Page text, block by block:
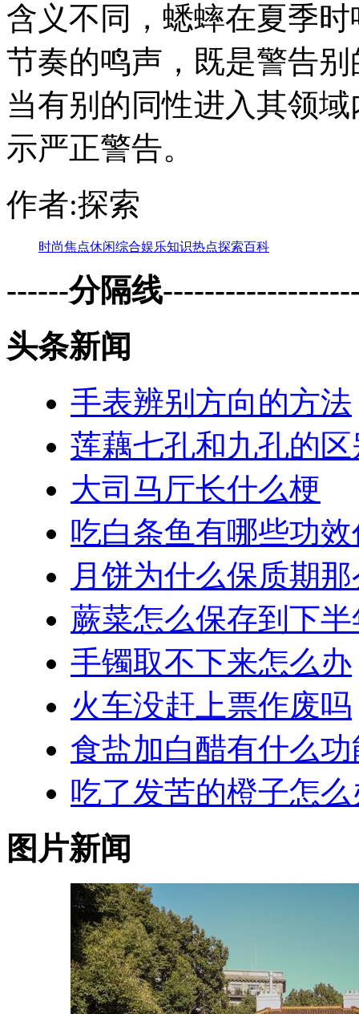
含义不同，蟋蟀在夏季
节奏的鸣声，既是警告
当有别的同性进入其领
示严正警告。
作者:探索
时尚焦点休闲综合娱乐知识热点探索百科
------分隔线
头条新闻
手表辨别方向的方法
莲藕七孔和九孔的区
大司马厅长什么梗
吃白条鱼有哪些功
月饼为什么保质期
蕨菜怎么保存到下半
手镯取不下来怎么办
火车没赶上票作废吗
食盐加白醋有什么功
吃了发苦的橙子怎么
图片新闻